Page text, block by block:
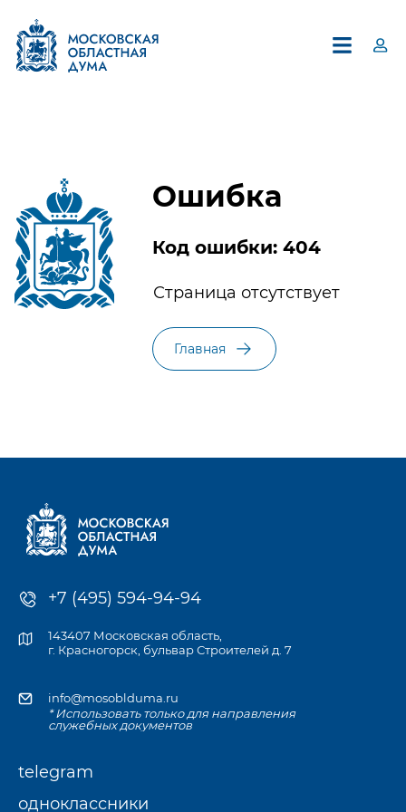
Ошибка
Код ошибки: 404
Страница отсутствует
Главная
+7 (495) 594-94-94
143407 Московская область,
г. Красногорск, бульвар Строителей д. 7
info@mosoblduma.ru
* Использовать только для направления
служебных документов
telegram
одноклассники
Единый контакт-центр
Московской областной Думы
8 (495) 594-94-94
приёмной Думы.